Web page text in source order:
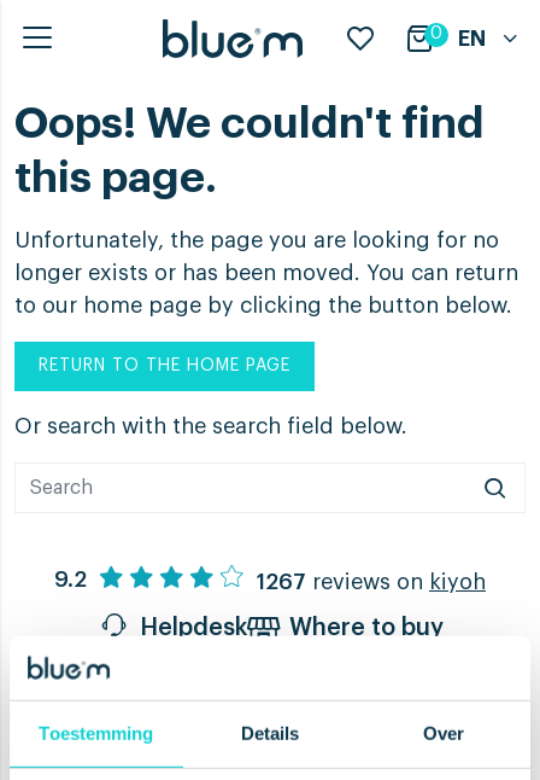
Toestemming Details Over
0 EN
Oops! We couldn't find
this page.
Unfortunately, the page you are looking for no
longer exists or has been moved. You can return
to our home page by clicking the button below.
RETURN TO THE HOME PAGE
Or search with the search field below.
9.2 1267 reviews on kiyoh
Helpdesk Where to buy
Boost your health, tweak oral